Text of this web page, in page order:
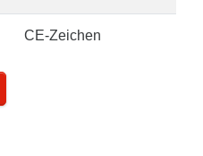
CE-Zeichen